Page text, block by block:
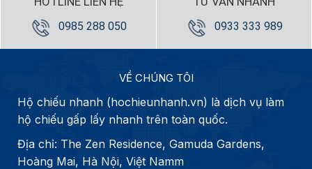
0985 288 050 0933 333 989
VỀ CHÚNG TÔI
Hộ chiếu nhanh (hochieunhanh.vn) là dịch vụ làm
hộ chiếu gấp lấy nhanh trên toàn quốc.
Địa chỉ: The Zen Residence, Gamuda Gardens,
Hoàng Mai, Hà Nội, Việt Namm